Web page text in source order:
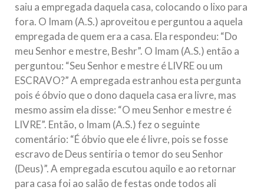
saiu a empregada daquela casa, colocando o lixo para
fora. O Imam (A.S.) aproveitou e perguntou a aquela
empregada de quem era a casa. Ela respondeu: “Do
meu Senhor e mestre, Beshr”. O Imam (A.S.) então a
perguntou: “Seu Senhor e mestre é LIVRE ou um
ESCRAVO?” A empregada estranhou esta pergunta
pois é óbvio que o dono daquela casa era livre, mas
mesmo assim ela disse: “O meu Senhor e mestre é
LIVRE”. Então, o Imam (A.S.) fez o seguinte
comentário: “É óbvio que ele é livre, pois se fosse
escravo de Deus sentiria o temor do seu Senhor
(Deus)”. A empregada escutou aquilo e ao retornar
para casa foi ao salão de festas onde todos ali